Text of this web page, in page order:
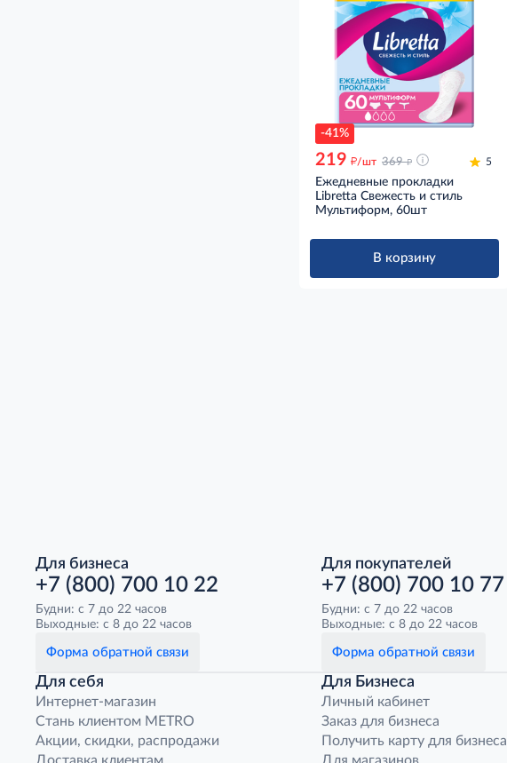
-41%
219 д/шт 369 д 5
Ежедневные прокладки
Libretta Свежесть и стиль
Мультиформ, 60шт
В корзину
Для бизнеса
+7 (800) 700 10 22
Будни: с 7 до 22 часов
Выходные: с 8 до 22 часов
Форма обратной связи
Для покупателей
+7 (800) 700 10 77
Будни: с 7 до 22 часов
Выходные: с 8 до 22 часов
Форма обратной связи
Для себя
Интернет-магазин
Стань клиентом METRO
Акции, скидки, распродажи
Для Бизнеса
Личный кабинет
Заказ для бизнеса
Получить карту для бизнеса